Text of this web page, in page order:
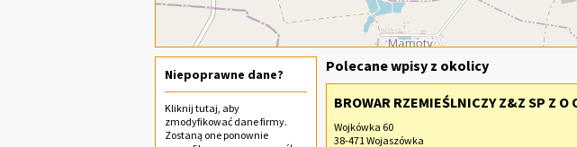
Niepoprawne dane?
Kliknij tutaj, aby
zmodyfikować dane firmy.
Zostaną one ponownie
Polecane wpisy z okolicy
BROWAR RZEMIEŚLNICZY Z&Z SP Z O
Wojkówka 60
38-471 Wojaszówka